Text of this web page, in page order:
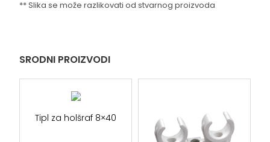
** Slika se može razlikovati od stvarnog proizvoda
SRODNI PROIZVODI
Tipl za holšraf 8×40